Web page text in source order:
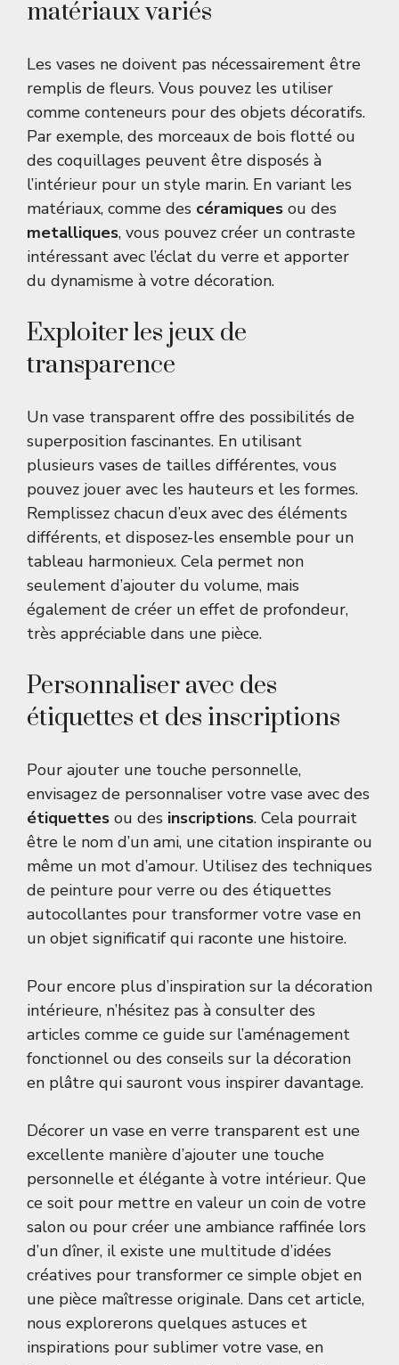
matériaux variés
Les vases ne doivent pas nécessairement être
remplis de fleurs. Vous pouvez les utiliser
comme conteneurs pour des objets décoratifs.
Par exemple, des morceaux de bois flotté ou
des coquillages peuvent être disposés à
l’intérieur pour un style marin. En variant les
matériaux, comme des céramiques ou des
metalliques, vous pouvez créer un contraste
intéressant avec l’éclat du verre et apporter
du dynamisme à votre décoration.
Exploiter les jeux de
transparence
Un vase transparent offre des possibilités de
superposition fascinantes. En utilisant
plusieurs vases de tailles différentes, vous
pouvez jouer avec les hauteurs et les formes.
Remplissez chacun d’eux avec des éléments
différents, et disposez-les ensemble pour un
tableau harmonieux. Cela permet non
seulement d’ajouter du volume, mais
également de créer un effet de profondeur,
très appréciable dans une pièce.
Personnaliser avec des
étiquettes et des inscriptions
Pour ajouter une touche personnelle,
envisagez de personnaliser votre vase avec des
étiquettes ou des inscriptions. Cela pourrait
être le nom d’un ami, une citation inspirante ou
même un mot d’amour. Utilisez des techniques
de peinture pour verre ou des étiquettes
autocollantes pour transformer votre vase en
un objet significatif qui raconte une histoire.
Pour encore plus d’inspiration sur la décoration
intérieure, n’hésitez pas à consulter des
articles comme ce guide sur l’aménagement
fonctionnel ou des conseils sur la décoration
en plâtre qui sauront vous inspirer davantage.
Décorer un vase en verre transparent est une
excellente manière d’ajouter une touche
personnelle et élégante à votre intérieur. Que
ce soit pour mettre en valeur un coin de votre
salon ou pour créer une ambiance raffinée lors
d’un dîner, il existe une multitude d’idées
créatives pour transformer ce simple objet en
une pièce maîtresse originale. Dans cet article,
nous explorerons quelques astuces et
inspirations pour sublimer votre vase, en